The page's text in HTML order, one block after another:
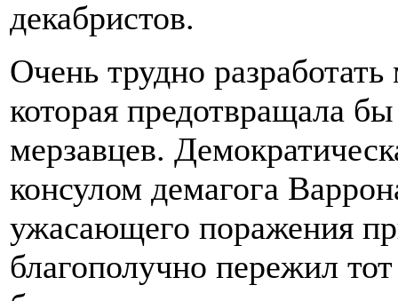
декабристов.
Очень трудно
которая предотвращала
мерзавцев.
консулом демагога
ужасающего поражения
благополучно пережил